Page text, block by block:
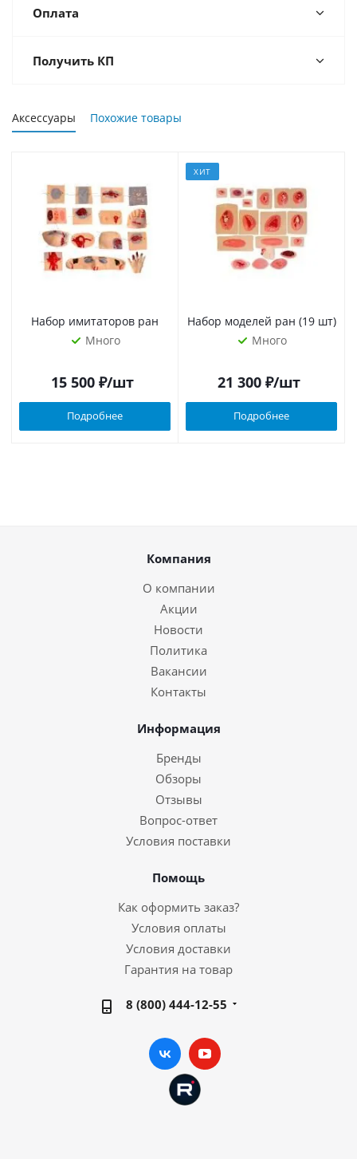
Оплата
Получить КП
Аксессуары Похожие товары
Набор имитаторов ран
Много
15 500₽/шт
Подробнее
ХИТ
Набор моделей ран (19 шт)
Много
21 300₽/шт
Подробнее
Компания
О компании
Акции
Новости
Политика
Вакансии
Контакты
Информация
Бренды
Обзоры
Отзывы
Вопрос-ответ
Условия поставки
Помощь
Как оформить заказ?
Условия оплаты
Условия доставки
Гарантия на товар
8 (800) 444-12-55